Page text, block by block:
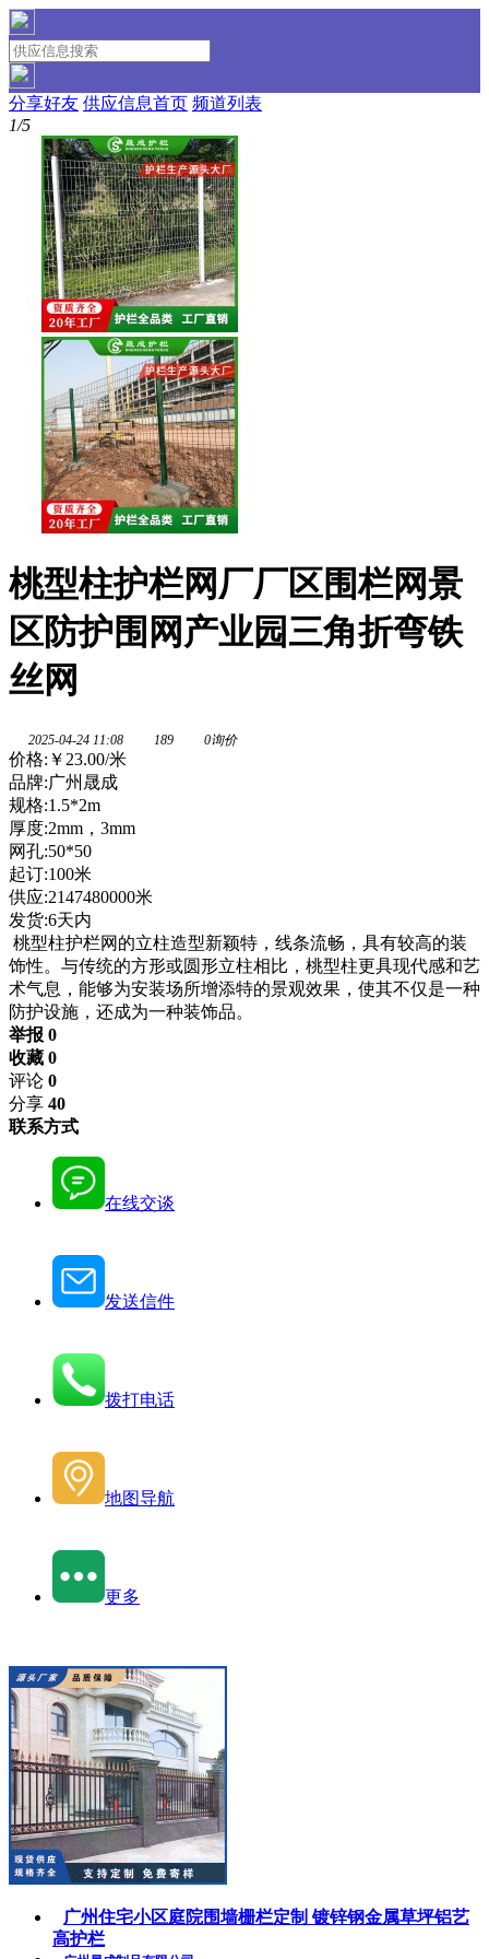
分享好友 供应信息首页 频道列表
1/5
桃型柱护栏网厂厂区围栏网景
区防护围网产业园三角折弯铁
丝网
2025-04-24 11:08 189 0询价
价格: ￥23.00/米
品牌:广州晟成
规格:1.5*2m
厚度:2mm，3mm
网孔:50*50
起订:100米
供应:2147480000米
发货:6天内
桃型柱护栏网的立柱造型新颖特，线条流畅，具有较高的装
饰性。与传统的方形或圆形立柱相比，桃型柱更具现代感和艺
术气息，能够为安装场所增添特的景观效果，使其不仅是一种
防护设施，还成为一种装饰品。
举报 0
收藏 0
评论 0
分享 40
联系方式
在线交谈
发送信件
拨打电话
地图导航
更多
广州住宅小区庭院围墙栅栏定制 镀锌钢金属草坪铝艺
高护栏